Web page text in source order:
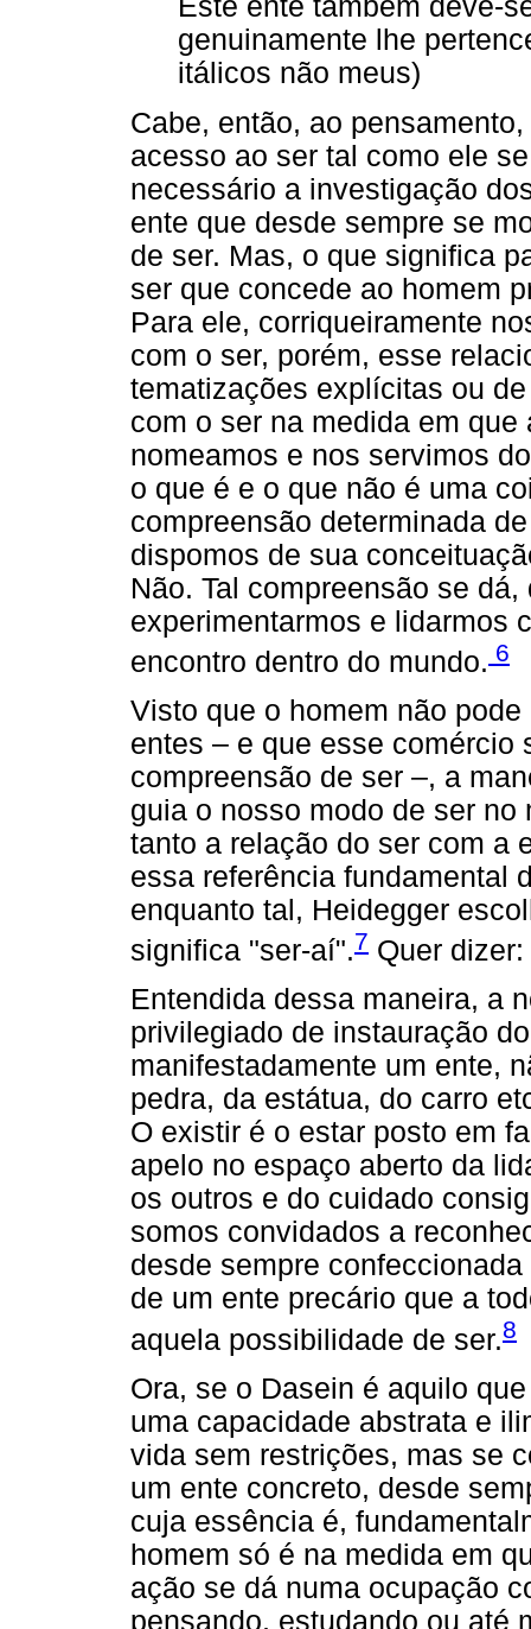
Este ente também deve-
genuinamente lhe
itálicos não meus)
Cabe, então, ao
acesso ao ser tal como ele
necessário a investigação
ente que desde sempre se
de ser. Mas, o que significa
ser que concede ao homem
Para ele, corriqueiramente
com o ser, porém, esse
tematizações explícitas ou
com o ser na medida em
nomeamos e nos servimos
o que é e o que não é uma
compreensão determinada
dispomos de sua
Não. Tal compreensão se
experimentarmos e lidarmos
encontro dentro do mundo. 6
Visto que o homem não
entes – e que esse comércio
compreensão de ser –, a
guia o nosso modo de ser no
tanto a relação do ser com a
essa referência fundamental
enquanto tal, Heidegger
significa "ser-aí".7 Quer
Entendida dessa maneira, a
privilegiado de instauração
manifestadamente um ente,
pedra, da estátua, do carro
O existir é o estar posto em
apelo no espaço aberto da
os outros e do cuidado
somos convidados a
desde sempre
de um ente precário que a
aquela possibilidade de ser.8
Ora, se o Dasein é aquilo
uma capacidade abstrata e
vida sem restrições, mas se
um ente concreto, desde
cuja essência é,
homem só é na medida em
ação se dá numa ocupação
pensando, estudando ou até